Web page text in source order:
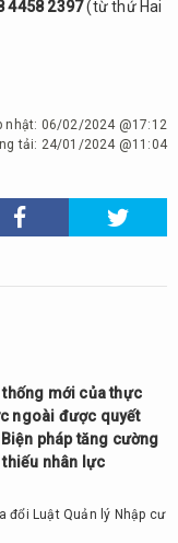
4458 2397(từ thứ Hai
nhật: 06/02/2024 @17:12
tải: 24/01/2024 @11:04
thống mới của thực
ngoài được quyết
pháp tăng cường
nhân lực
đổi Luật Quản lý Nhập cư